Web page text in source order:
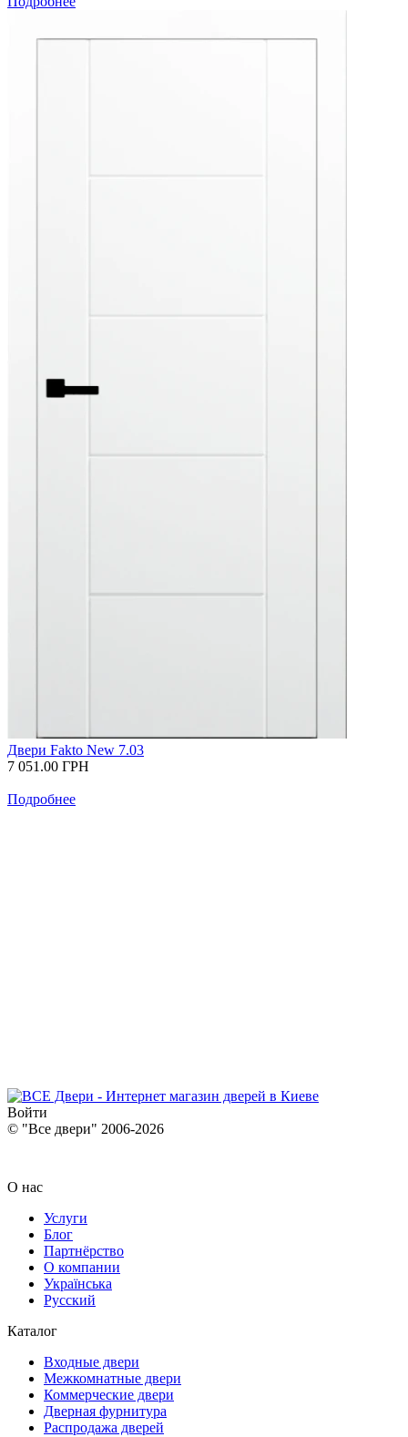
Двери Fakto New 7.03
7 051.00 ГРН
Подробнее
Войти
© "Все двери" 2006-2026
О нас
Услуги
Блог
Партнёрство
О компании
Українська
Русский
Каталог
Входные двери
Межкомнатные двери
Коммерческие двери
Дверная фурнитура
Распродажа дверей